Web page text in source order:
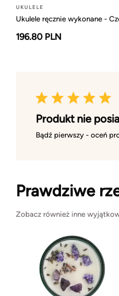
UKULELE
Ukulele ręcznie wykonane -
196.80 PLN
Produkt nie
Bądź pierwszy - oceń
Prawdziwe
Zobacz również inne